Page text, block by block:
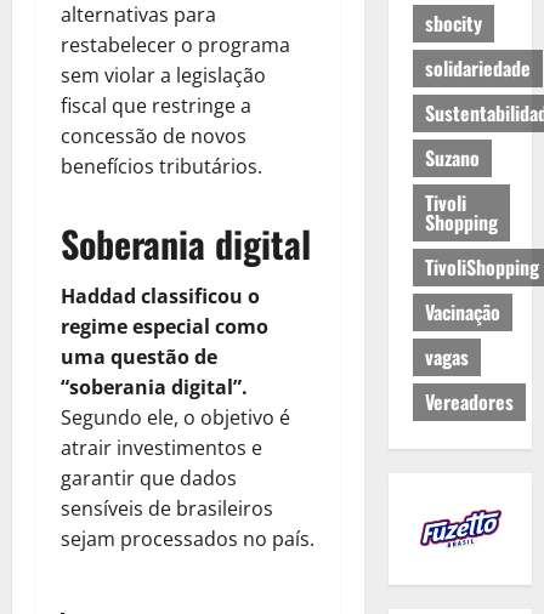
alternativas para
restabelecer o programa
sem violar a legislação
fiscal que restringe a
concessão de novos
benefícios tributários.
Soberania digital
Haddad classificou o
regime especial como
uma questão de
“soberania digital”.
Segundo ele, o objetivo é
atrair investimentos e
garantir que dados
sensíveis de brasileiros
sejam processados no país.
sbocity
solidariedade
Suzano
Tivoli
Shopping
TivoliShopping
Vacinação
vagas
Vereadores